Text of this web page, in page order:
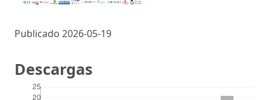
Publicado 2026-05-19
Descargas